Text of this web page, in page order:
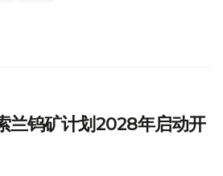
兰钨矿计划2028年启动开